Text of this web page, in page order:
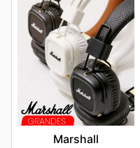
Marshall